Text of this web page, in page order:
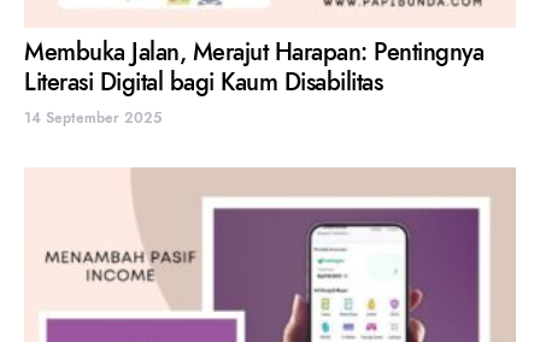
Membuka Jalan, Merajut Harapan: Pentingnya
Literasi Digital bagi Kaum Disabilitas
14 September 2025